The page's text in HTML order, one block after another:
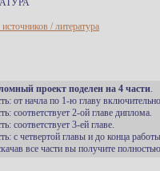
/ литература
проект поделен на 4 части.
от начла по 1-ю главу
соответствует 2-ой главе диплома.
соответствует 3-ей главе.
с четвертой главы и до конца
все части вы получите